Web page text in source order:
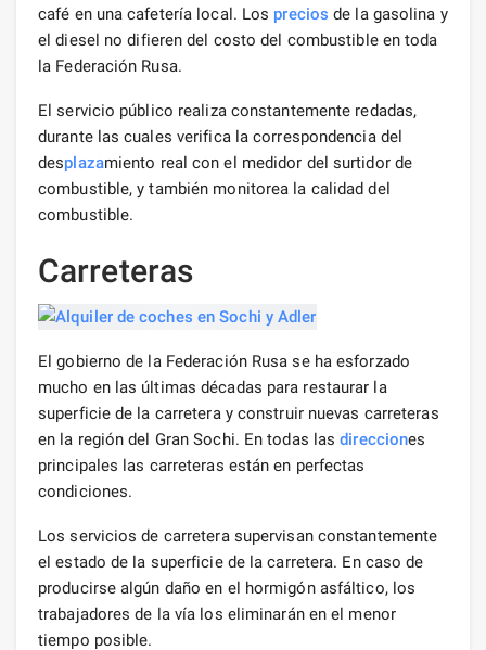
café en una cafetería local. Los precios de la gasolina y
el diesel no difieren del costo del combustible en toda
la Federación Rusa.
El servicio público realiza constantemente redadas,
durante las cuales verifica la correspondencia del
desplazamiento real con el medidor del surtidor de
combustible, y también monitorea la calidad del
combustible.
Carreteras
El gobierno de la Federación Rusa se ha esforzado
mucho en las últimas décadas para restaurar la
superficie de la carretera y construir nuevas carreteras
en la región del Gran Sochi. En todas lasdirecciones
principales las carreteras están en perfectas
condiciones.
Los servicios de carretera supervisan constantemente
el estado de la superficie de la carretera. En caso de
producirse algún daño en el hormigón asfáltico, los
trabajadores de la vía los eliminarán en el menor
tiempo posible.